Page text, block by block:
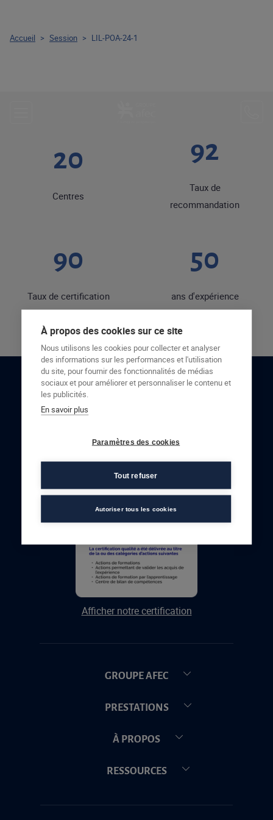
20
Centres
92
Taux de
recommandation
90
Taux de certification
50
ans d'expérience
RESTONS EN CONTACT
Afficher notre certification
GROUPE AFEC
PRESTATIONS
À PROPOS
RESSOURCES
Accueil > Session > LIL-POA-24-1
À propos des cookies sur ce site
Nous utilisons les cookies pour collecter et analyser
des informations sur les performances et l'utilisation
du site, pour fournir des fonctionnalités de médias
sociaux et pour améliorer et personnaliser le contenu et
les publicités.
En savoir plus
Paramètres des cookies
Tout refuser
Autoriser tous les cookies